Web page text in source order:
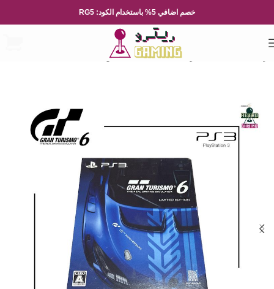
خصم اضافي 5% باستخدام الكود: RG5
Playsation بلايستيشن 3